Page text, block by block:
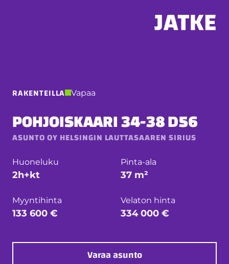
RAKENTEILLA Vapaa
POHJOISKAARI 34-38 D56
ASUNTO OY HELSINGIN LAUTTASAAREN SIRIUS
Huoneluku
2h+kt
Pinta-ala
37 m²
Myyntihinta
133 600 €
Velaton hinta
334 000 €
Varaa asunto